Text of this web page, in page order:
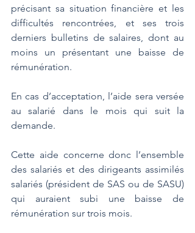
précisant sa situation financière et les
difficultés rencontrées, et ses trois
derniers bulletins de salaires, dont au
moins un présentant une baisse de
rémunération.
En cas d’acceptation, l’aide sera versée
au salarié dans le mois qui suit la
demande.
Cette aide concerne donc l’ensemble
des salariés et des dirigeants assimilés
salariés (président de SAS ou de SASU)
qui auraient subi une baisse de
rémunération sur trois mois.